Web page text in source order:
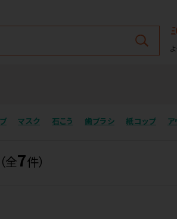
マスク 石こう 歯ブラシ 紙コップ ア
全7件）